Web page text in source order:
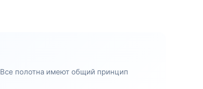
полотна имеют общий принцип